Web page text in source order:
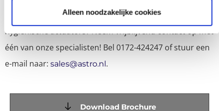
Alleen noodzakelijke cookies
Heeft u vragen over alle mogelijkheden van onze
hygiënische actuators? Neem vrijblijvend contact op met
één van onze specialisten! Bel 0172-424247 of stuur een
e-mail naar: sales@astro.nl.
Download Brochure